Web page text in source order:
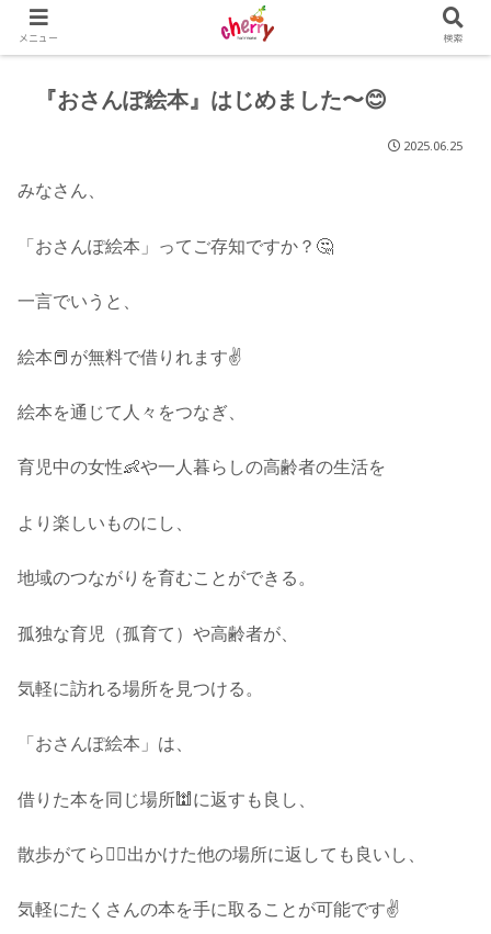
『おさんぽ絵本』はじめました〜😊
2025.06.25
みなさん、
「おさんぽ絵本」ってご存知ですか？‎🤔‎
一言でいうと、
絵本📕が無料で借りれます✌️
絵本を通じて人々をつなぎ、
育児中の女性👶や一人暮らしの高齢者の生活を
より楽しいものにし、
地域のつながりを育むことができる。
孤独な育児（孤育て）や高齢者が、
気軽に訪れる場所を見つける。
「おさんぽ絵本」は、
借りた本を同じ場所🕍に返すも良し、
散歩がてら🚶‍♀️出かけた他の場所に返しても良いし、
気軽にたくさんの本を手に取ることが可能です✌️
メニュー 検索